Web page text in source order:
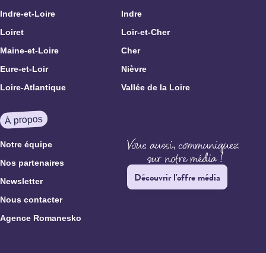
Indre-et-Loire
Indre
Loiret
Loir-et-Cher
Maine-et-Loire
Cher
Eure-et-Loir
Nièvre
Loire-Atlantique
Vallée de la Loire
À propos
Notre équipe
Nos partenaires
Newsletter
Nous contacter
Agence Romanesko
Découvrir l'offre média